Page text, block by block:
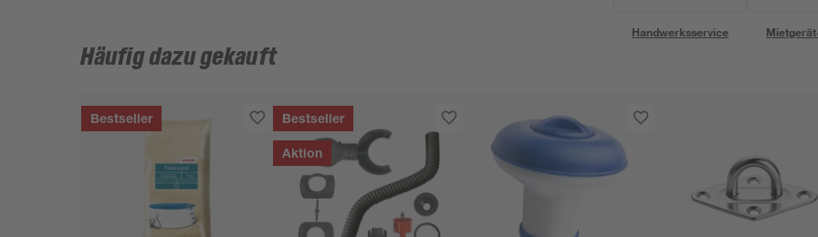
Handwerksservice
Häufig dazu gekauft
Bestseller Bestseller
Aktion